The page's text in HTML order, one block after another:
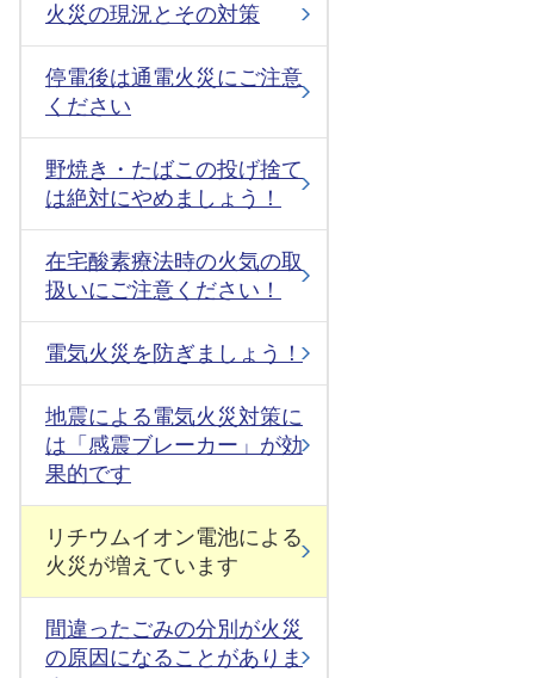
火災の現況とその対策
停電後は通電火災にご注意
ください
野焼き・たばこの投げ捨て
は絶対にやめましょう！
在宅酸素療法時の火気の取
扱いにご注意ください！
電気火災を防ぎましょう！
地震による電気火災対策に
は「感震ブレーカー」が効
果的です
リチウムイオン電池による
火災が増えています
間違ったごみの分別が火災
の原因になることがありま